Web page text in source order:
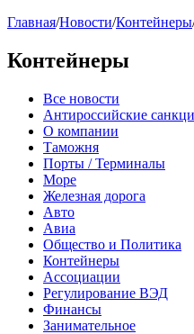
Главная/Новости/Контейнеры
Контейнеры
Все новости
Антироссийские
О компании
Таможня
Порты / Терминалы
Море
Железная дорога
Авто
Авиа
Общество и Политика
Контейнеры
Ассоциации
Регулирование ВЭД
Финансы
Занимательное